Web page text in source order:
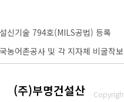
신기술 794호(MILS공법) 등록
농어촌공사 및 각 지자체 비굴착
(주)부명건설산